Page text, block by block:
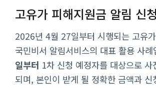
고유가 피해지원금 알림 신
2026년 4월 27일부터 시행되는 고유
국민비서 알림서비스의 대표 활용 사례
일부터 1차 신청 예정자를 대상으로 사
되며, 본인이 받게 될 정확한 금액과 신